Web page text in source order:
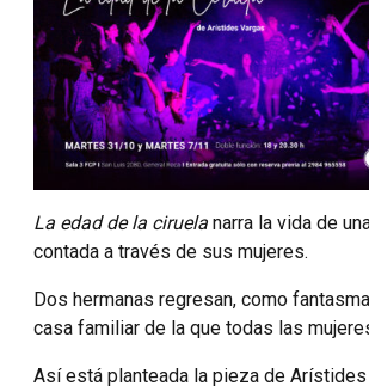
La edad de la ciruela narra la vida de
contada a través de sus mujeres.
Dos hermanas regresan, como
casa familiar de la que todas las
Así está planteada la pieza de